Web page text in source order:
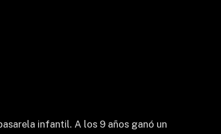
infantil. A los 9 años ganó un